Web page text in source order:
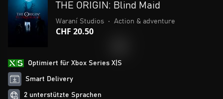
THE ORIGIN: Blind Maid
Waraní Studios • Action & adventure
CHF 20.50
Optimiert für Xbox Series X|S
Smart Delivery
2 unterstützte Sprachen